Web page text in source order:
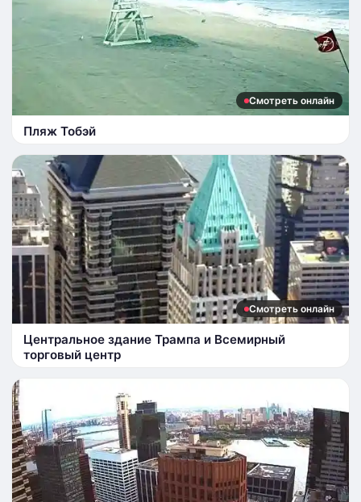
Смотреть онлайн
Пляж Тобэй
Смотреть онлайн
Центральное здание Трампа и Всемирный
торговый центр